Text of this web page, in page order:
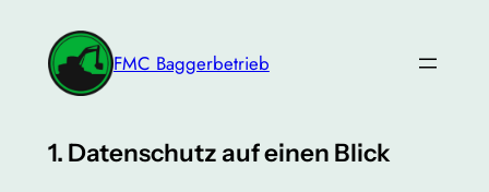
Inhalt
springen
FMC Baggerbetrieb
1. Datenschutz auf einen Blick